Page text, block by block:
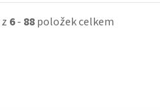
z 6- 88položek celkem